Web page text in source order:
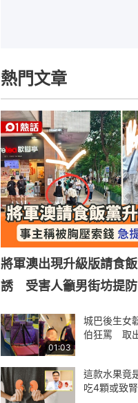
熱門文章
將軍澳出現升級版請食
誘 受害人籲男街坊提防
01:03
城巴後生女
伯狂罵 取
這款水果竟
吃4顆或致